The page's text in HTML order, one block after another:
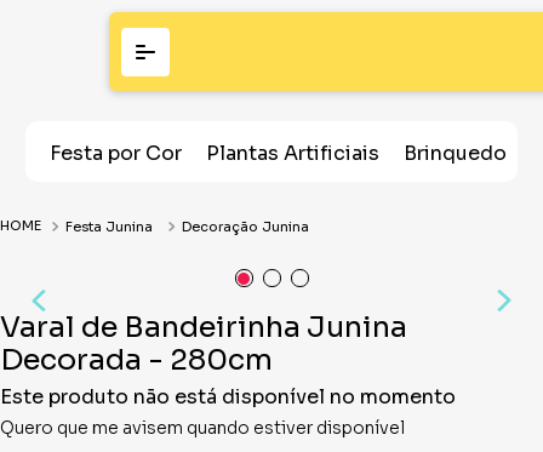
Festa por Cor Plantas Artificiais Brinquedos
Festa Junina Decoração Junina
Varal de Bandeirinha Junina
Decorada - 280cm
Este produto não está disponível no momento
Quero que me avisem quando estiver disponível